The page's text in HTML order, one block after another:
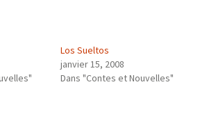
Los Sueltos
janvier 15, 2008
Dans "Contes et Nouvelles"